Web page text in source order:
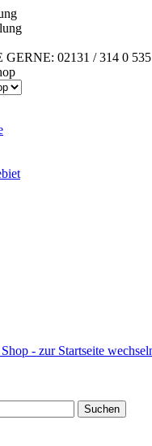
02131 / 314 0 535
Suchen